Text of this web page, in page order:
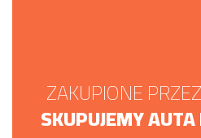
ZAKUPIONE
SKUPUJEMY